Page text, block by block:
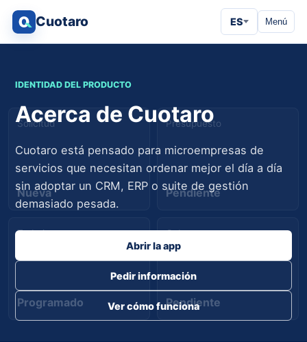
Cuotaro ES Menú
Solicitud
Nueva
Presupuesto
Pendiente
Trabajo
Programado
Cobro
Pendiente
IDENTIDAD DEL PRODUCTO
Acerca de Cuotaro
Cuotaro está pensado para microempresas de
servicios que necesitan ordenar mejor el día a día
sin adoptar un CRM, ERP o suite de gestión
demasiado pesada.
Abrir la app
Pedir información
Ver cómo funciona